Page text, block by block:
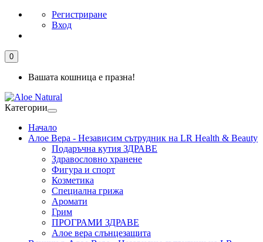
Регистриране
Вход
0
Вашата кошница е празна!
Категории
Начало
Алое Вера - Независим сътрудник на LR Health & Beauty
Подаръчна кутия ЗДРАВЕ
Здравословно хранене
Фигура и спорт
Козметика
Специална грижа
Аромати
Грим
ПРОГРАМИ ЗДРАВЕ
Алое вера слънцезащита